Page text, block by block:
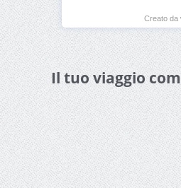
Creato da
Il tuo viaggio